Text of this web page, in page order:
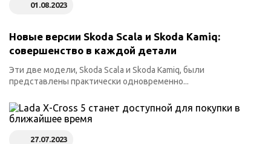
01.08.2023
Новые версии Skoda Scala и Skoda Kamiq:
совершенство в каждой детали
Эти две модели, Skoda Scala и Skoda Kamiq, были
представлены практически одновременно...
27.07.2023